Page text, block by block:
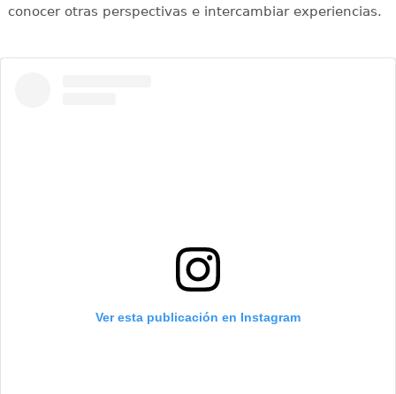
conocer otras perspectivas e intercambiar experiencias.
Ver esta publicación en Instagram